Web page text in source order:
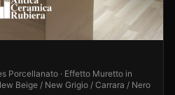
Porcellanato · Effetto Muretto in
Beige / New Grigio / Carrara / Nero